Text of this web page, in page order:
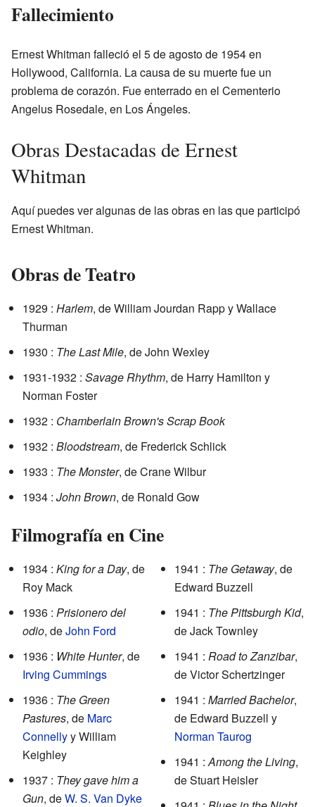
Fallecimiento
Ernest Whitman falleció el 5 de agosto de 1954 en
Hollywood, California. La causa de su muerte fue un
problema de corazón. Fue enterrado en el Cementerio
Angelus Rosedale, en Los Ángeles.
Obras Destacadas de Ernest
Whitman
Aquí puedes ver algunas de las obras en las que participó
Ernest Whitman.
Obras de Teatro
1929 : Harlem, de William Jourdan Rapp y Wallace
Thurman
1930 : The Last Mile, de John Wexley
1931-1932 : Savage Rhythm, de Harry Hamilton y
Norman Foster
1932 : Chamberlain Brown's Scrap Book
1932 : Bloodstream, de Frederick Schlick
1933 : The Monster, de Crane Wilbur
1934 : John Brown, de Ronald Gow
Filmografía en Cine
1934 : King for a Day, de
Roy Mack
1936 : Prisionero del
odio, deJohn Ford
1936 : White Hunter, de
Irving Cummings
1936 : The Green
Pastures, de Marc
Connellyy William
Keighley
1937 : They gave him a
Gun, deW. S. Van Dyke
1941 : The Getaway, de
Edward Buzzell
1941 : The Pittsburgh Kid,
de Jack Townley
1941 : Road to Zanzibar,
de Victor Schertzinger
1941 : Married Bachelor,
de Edward Buzzell y
Norman Taurog
1941 :Among the Living,
de Stuart Heisler